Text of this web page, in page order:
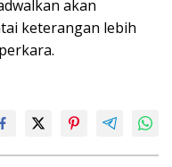
akan
keterangan lebih